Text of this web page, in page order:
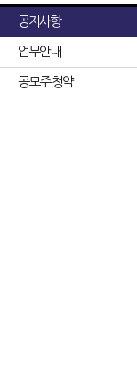
공지사항
업무안내
공모주 청약